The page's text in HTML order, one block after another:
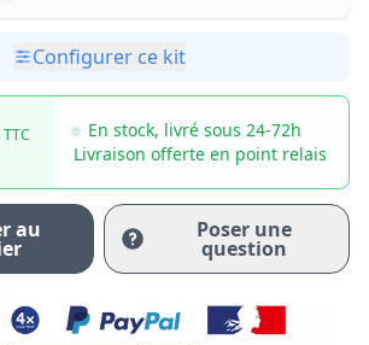
Configurer ce kit
En stock, livré sous 24-72h
Livraison offerte en point relais
au Poser une
question